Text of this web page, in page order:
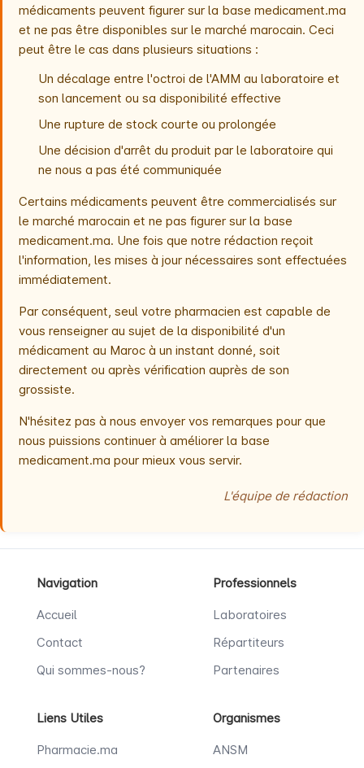
médicaments peuvent figurer sur la base medicament.ma
et ne pas être disponibles sur le marché marocain. Ceci
peut être le cas dans plusieurs situations :
Un décalage entre l'octroi de l'AMM au laboratoire et
son lancement ou sa disponibilité effective
Une rupture de stock courte ou prolongée
Une décision d'arrêt du produit par le laboratoire qui
ne nous a pas été communiquée
Certains médicaments peuvent être commercialisés sur
le marché marocain et ne pas figurer sur la base
medicament.ma. Une fois que notre rédaction reçoit
l'information, les mises à jour nécessaires sont effectuées
immédiatement.
Par conséquent, seul votre pharmacien est capable de
vous renseigner au sujet de la disponibilité d'un
médicament au Maroc à un instant donné, soit
directement ou après vérification auprès de son
grossiste.
N'hésitez pas à nous envoyer vos remarques pour que
nous puissions continuer à améliorer la base
medicament.ma pour mieux vous servir.
L'équipe de rédaction
Navigation
Accueil
Contact
Qui sommes-nous?
Professionnels
Laboratoires
Répartiteurs
Partenaires
Liens Utiles
Pharmacie.ma
Organismes
ANSM